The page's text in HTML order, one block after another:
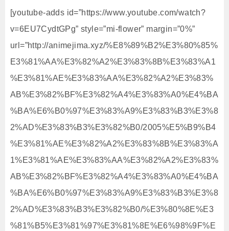
[youtube-adds id=”https://www.youtube.com/watch?
v=6EU7CydtGPg” style=”mi-flower” margin=”0%”
url=”http://animejima.xyz/%E8%89%B2%E3%80%85%
E3%81%AA%E3%82%A2%E3%83%8B%E3%83%A1
%E3%81%AE%E3%83%AA%E3%82%A2%E3%83%
AB%E3%82%BF%E3%82%A4%E3%83%A0%E4%BA
%BA%E6%B0%97%E3%83%A9%E3%83%B3%E3%8
2%AD%E3%83%B3%E3%82%B0/2005%E5%B9%B4
%E3%81%AE%E3%82%A2%E3%83%8B%E3%83%A
1%E3%81%AE%E3%83%AA%E3%82%A2%E3%83%
AB%E3%82%BF%E3%82%A4%E3%83%A0%E4%BA
%BA%E6%B0%97%E3%83%A9%E3%83%B3%E3%8
2%AD%E3%83%B3%E3%82%B0/%E3%80%8E%E3
%81%B5%E3%81%97%E3%81%8E%E6%98%9F%E